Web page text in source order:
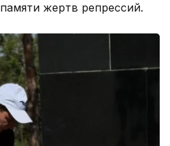
жертв репрессий.